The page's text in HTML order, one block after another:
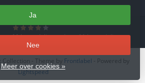
11beoordelingen.Lees 11 beoordelingen
Ja
Nee
Meer over cookies »
Collection - Theme by Frontlabel - Powered by
Lightspeed